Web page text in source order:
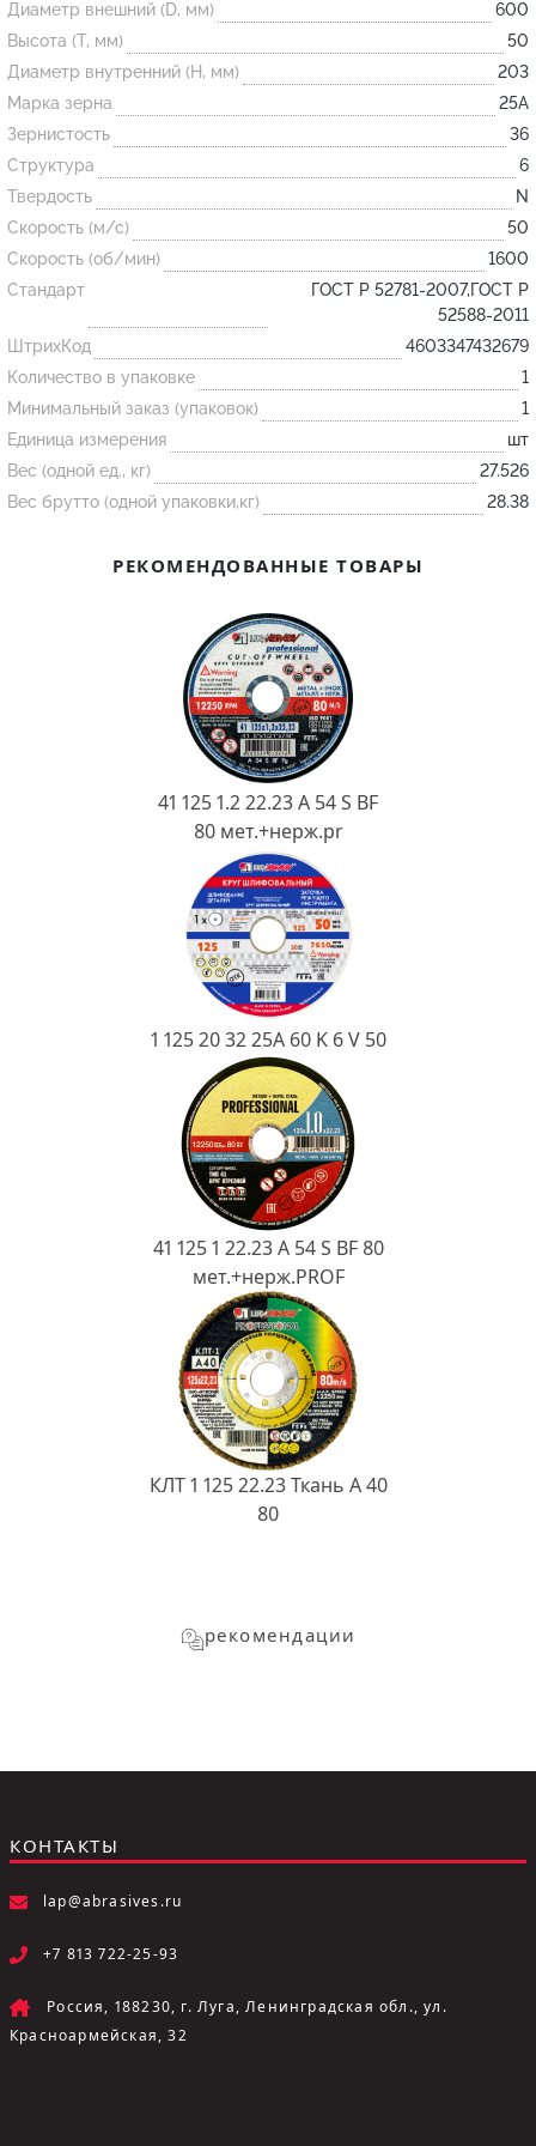
Огнеупорные
изделия
Скачать каталог
Тигель
Муфель
Черпак
Шербер
Трубка
Стержень
Пробка
Подставка
Лодочка
Контакт
Огнеупорная SiC смесь
Диаметр внешний (D, мм)
600
Высота (T, мм)
50
Диаметр внутренний (H, мм)
203
Марка зерна
25А
Зернистость
36
Структура
6
Твердость
N
Скорость (м/с)
50
Скорость (об/мин)
1600
Стандарт
ГОСТ Р 52781-2007,ГОСТ Р
52588-2011
ШтрихКод
4603347432679
Количество в упаковке
1
Минимальный заказ (упаковок)
1
Единица измерения
шт
Вес (одной ед., кг)
27.526
Вес брутто (одной упаковки,кг)
28.38
РЕКОМЕНДОВАННЫЕ ТОВАРЫ
41 125 1.2 22.23 A 54 S BF
80 мет.+нерж.pr
1 125 20 32 25А 60 K 6 V 50
41 125 1 22.23 A 54 S BF 80
мет.+нерж.PROF
КЛТ 1 125 22.23 Ткань A 40
80
рекомендации
КОНТАКТЫ
lap@abrasives.ru
+7 813 722-25-93
Россия, 188230, г. Луга, Ленинградская обл., ул.
Красноармейская, 32